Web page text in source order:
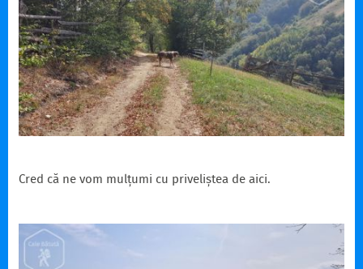
Cred că ne vom mulțumi cu priveliștea de aici.